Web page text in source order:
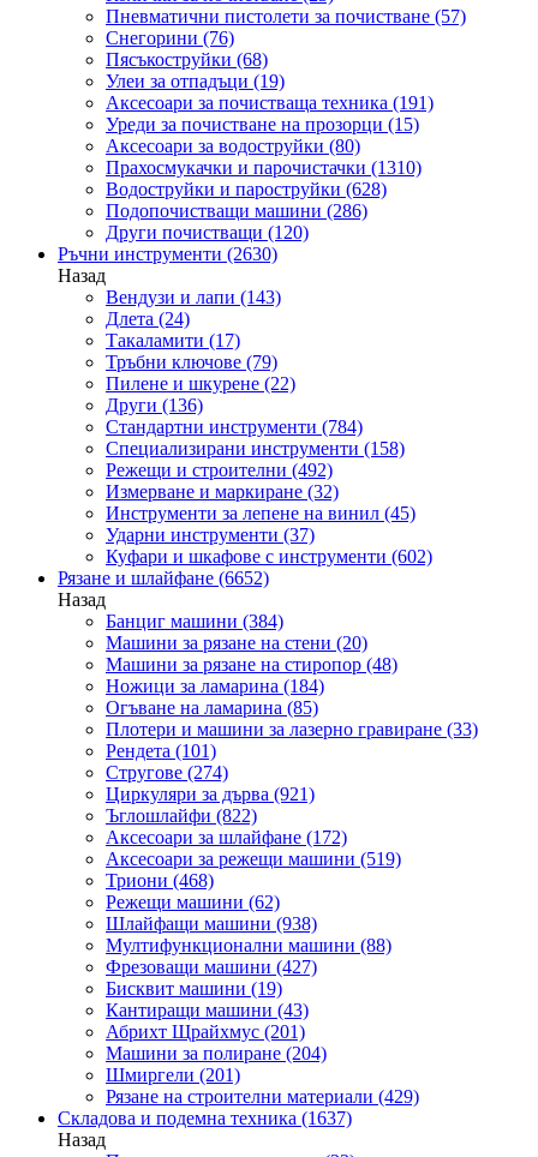
Пневматични пистолети за почистване (57)
Снегорини (76)
Пясъкоструйки (68)
Улеи за отпадъци (19)
Аксесоари за почистваща техника (191)
Уреди за почистване на прозорци (15)
Аксесоари за водоструйки (80)
Прахосмукачки и парочистачки (1310)
Водоструйки и пароструйки (628)
Подопочистващи машини (286)
Други почистващи (120)
Ръчни инструменти (2630)
Назад
Вендузи и лапи (143)
Длета (24)
Такаламити (17)
Тръбни ключове (79)
Пилене и шкурене (22)
Други (136)
Стандартни инструменти (784)
Специализирани инструменти (158)
Режещи и строителни (492)
Измерване и маркиране (32)
Инструменти за лепене на винил (45)
Ударни инструменти (37)
Куфари и шкафове с инструменти (602)
Рязане и шлайфане (6652)
Назад
Банциг машини (384)
Машини за рязане на стени (20)
Машини за рязане на стиропор (48)
Ножици за ламарина (184)
Огъване на ламарина (85)
Плотери и машини за лазерно гравиране (33)
Рендета (101)
Стругове (274)
Циркуляри за дърва (921)
Ъглошлайфи (822)
Аксесоари за шлайфане (172)
Аксесоари за режещи машини (519)
Триони (468)
Режещи машини (62)
Шлайфащи машини (938)
Мултифункционални машини (88)
Фрезоващи машини (427)
Бисквит машини (19)
Кантиращи машини (43)
Абрихт Щрайхмус (201)
Машини за полиране (204)
Шмиргели (201)
Рязане на строителни материали (429)
Складова и подемна техника (1637)
Назад